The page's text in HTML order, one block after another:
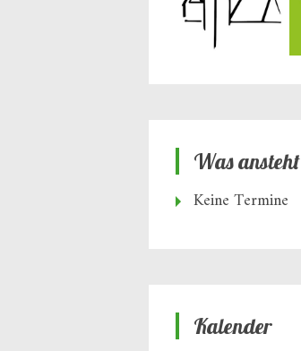
Was ansteht
Keine Termine
Kalender